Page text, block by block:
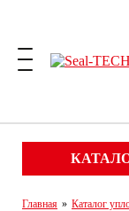
Главная » Каталог